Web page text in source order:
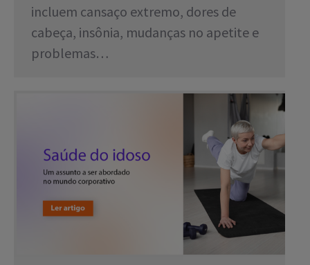
incluem cansaço extremo, dores de
cabeça, insônia, mudanças no apetite e
problemas…